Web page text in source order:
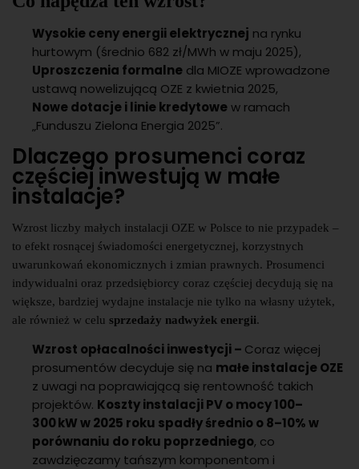
Wysokie ceny energii elektrycznej na rynku
hurtowym (średnio 682 zł/MWh w maju 2025),
Uproszczenia formalne dla MIOZE wprowadzone
ustawą nowelizującą OZE z kwietnia 2025,
Nowe dotacje i linie kredytowew ramach
„Funduszu Zielona Energia 2025”.
Dlaczego prosumenci coraz
częściej inwestują w małe
instalacje?
Wzrost liczby małych instalacji OZE w Polsce to nie przypadek –
to efekt rosnącej świadomości energetycznej, korzystnych
uwarunkowań ekonomicznych i zmian prawnych. Prosumenci
indywidualni oraz przedsiębiorcy coraz częściej decydują się na
większe, bardziej wydajne instalacje nie tylko na własny użytek,
ale również w celu sprzedaży nadwyżek energii.
Wzrost opłacalności inwestycji – Coraz więcej
prosumentów decyduje się na małe instalacje OZE
z uwagi na poprawiającą się rentowność takich
projektów. Koszty instalacji PV o mocy 100–
300 kW w 2025 roku spadły średnio o 8–10% w
porównaniu do roku poprzedniego, co
zawdzięczamy tańszym komponentom i